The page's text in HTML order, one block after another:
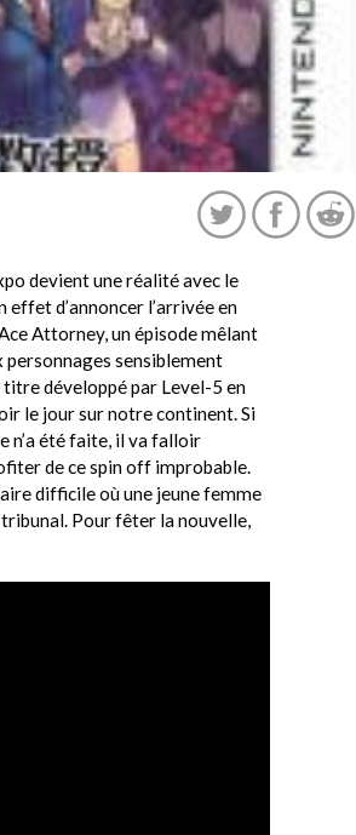
devient une réalité avec le
d’annoncer l’arrivée en
Attorney, un épisode mêlant
personnages sensiblement
titre développé par Level-5 en
le jour sur notre continent. Si
n’a été faite, il va falloir
de ce spin off improbable.
difficile où une jeune femme
Pour fêter la nouvelle,